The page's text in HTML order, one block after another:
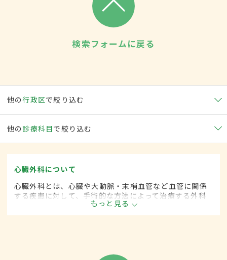
検索フォームに戻る
他の行政区で絞り込む
他の 診療科目で絞り込む
心臓外科について
心臓外科とは、心臓や大動脈・末梢血管など血管に関係
する疾患に対して、手術的な方法によって治療する外科
もっと見る